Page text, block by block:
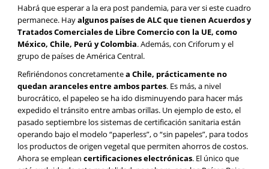
Habrá que esperar a la era post pandemia, para ver si este cuadro
permanece. Hayalgunos países de ALC que tienen Acuerdos y
Tratados Comerciales de Libre Comercio con la UE, como
México, Chile, Perú y Colombia. Además, con Criforum y el
grupo de países de América Central.
Refiriéndonos concretamentea Chile, prácticamente no
quedan aranceles entre ambos partes. Es más, a nivel
burocrático, el papeleo se ha ido disminuyendo para hacer más
expedido el tránsito entre ambas orillas. Un ejemplo de esto, el
pasado septiembre los sistemas de certificación sanitaria están
operando bajo el modelo “paperless”, o “sin papeles”, para todos
los productos de origen vegetal que permiten ahorros de costos.
Ahora se emplean certificaciones electrónicas. El único que